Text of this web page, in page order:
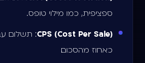
ספציפית, כמו מילוי טופס.
CPS (Cost Per Sale): תשלום
כאחוז מהסכום.